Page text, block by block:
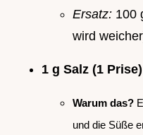
Ersatz: 100
wird
1 g Salz (1 Prise)
Warum das?
und die Süße